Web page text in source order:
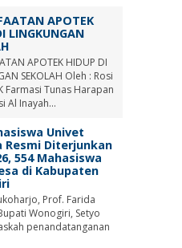
APOTEK
LINGKUNGAN
APOTEK HIDUP DI
SEKOLAH Oleh : Rosi
Farmasi Tunas Harapan
Al Inayah...
Univet
Resmi Diterjunkan
554 Mahasiswa
di Kabupaten
Prof. Farida
Wonogiri, Setyo
penandatanganan